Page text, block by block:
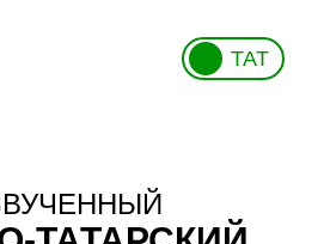
ТАТ